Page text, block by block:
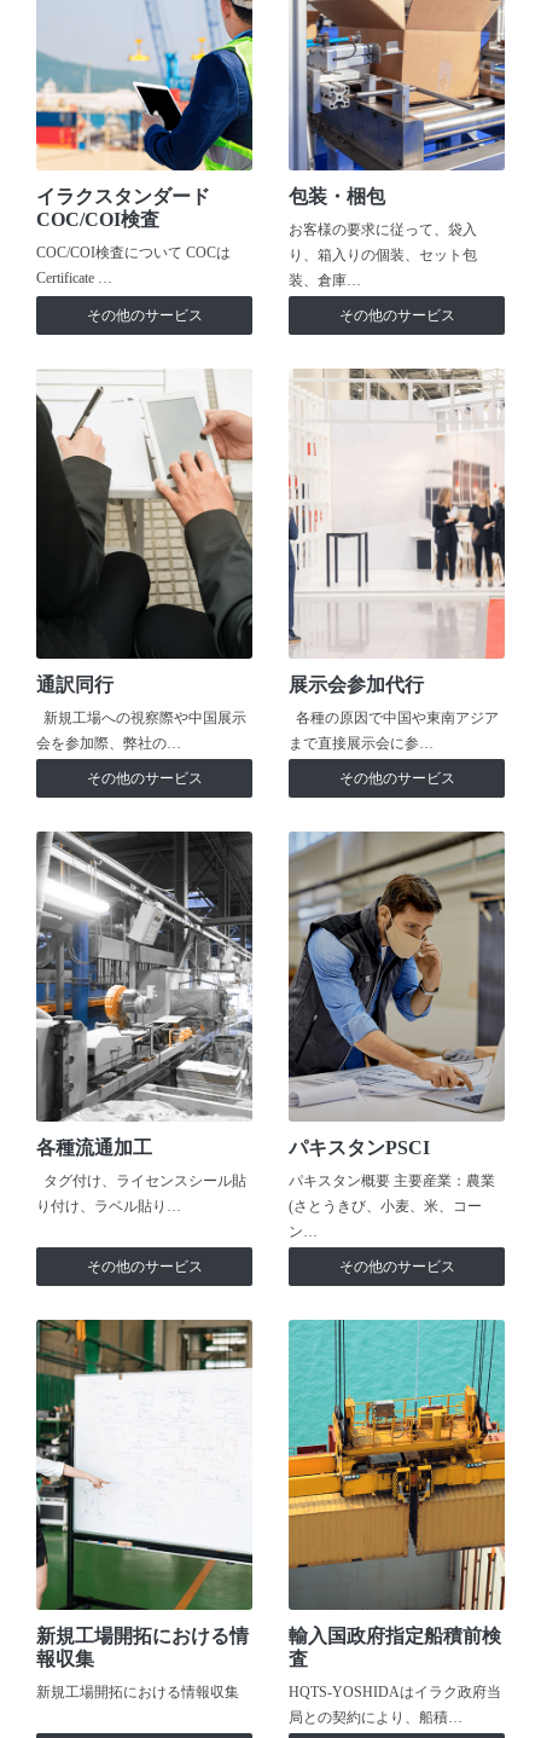
イラクスタンダード
COC/COI検査
COC/COI検査について COCは
Certificate …
その他のサービス
包装・梱包
お客様の要求に従って、袋入
り、箱入りの個装、セット包
装、倉庫…
その他のサービス
通訳同行
新規工場への視察際や中国展示
会を参加際、弊社の…
その他のサービス
展示会参加代行
各種の原因で中国や東南アジア
まで直接展示会に参…
その他のサービス
各種流通加工
タグ付け、ライセンスシール貼
り付け、ラベル貼り…
その他のサービス
パキスタンPSCI
パキスタン概要 主要産業：農業
(さとうきび、小麦、米、コー
ン…
その他のサービス
新規工場開拓における情
報収集
新規工場開拓における情報収集
輸入国政府指定船積前検
査
HQTS-YOSHIDAはイラク政府当
局との契約により、船積…